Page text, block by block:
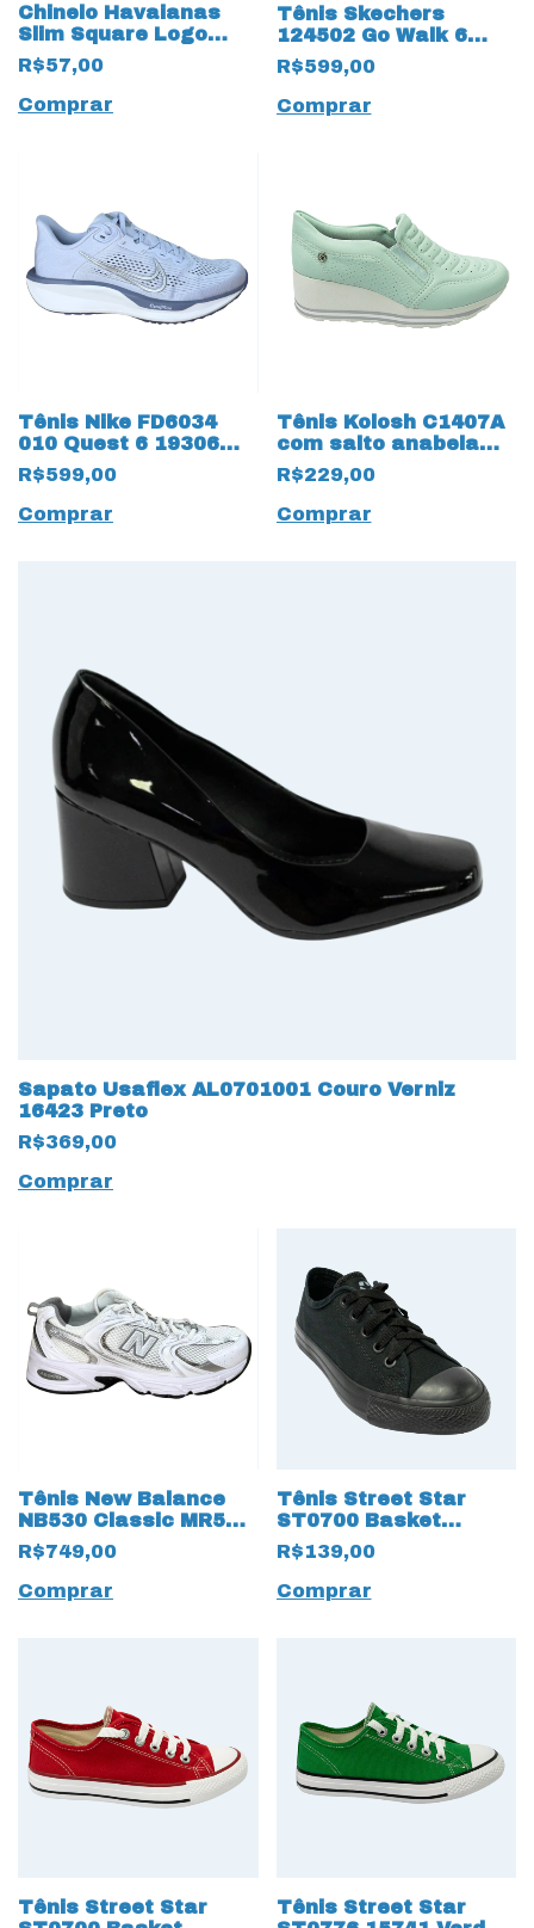
Chinelo Havaianas
Slim Square Logo
Metalizado Dourado
R$57,00
Comprar
Tênis Skechers
124502 Go Walk 6
Glimmering 13564
com Hyper Pillars
R$599,00
Comprar
Tênis Nike FD6034
010 Quest 6 19306
Cinza Metálico
R$599,00
Comprar
Tênis Kolosh C1407A
com salto anabela
Almeria Green 14158
Verde Claro
R$229,00
Comprar
Sapato Usaflex AL0701001 Couro Verniz
16423 Preto
R$369,00
Comprar
Tênis New Balance
NB530 Classic MR530
19549 Branco
R$749,00
Comprar
Tênis Street Star
ST0700 Basket
Classic 15655 All
Black
R$139,00
Comprar
Tênis Street Star
Tênis Street Star